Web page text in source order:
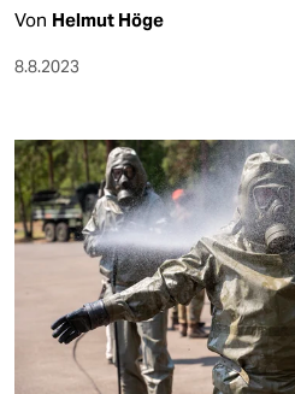
Von Helmut Höge
8.8.2023